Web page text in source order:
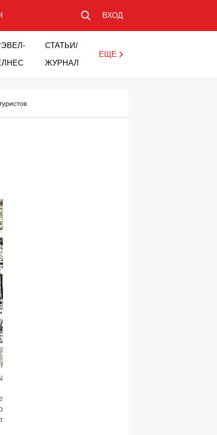
ВХОД
СТАТЬИ/
ЖУРНАЛ
ЕЩЕ